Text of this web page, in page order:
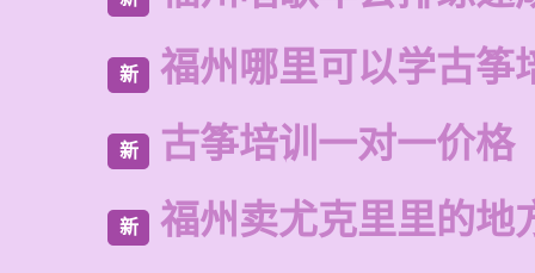
新 福州哪里可以学古筝
新 古筝培训一对一价格
新 福州卖尤克里里的地